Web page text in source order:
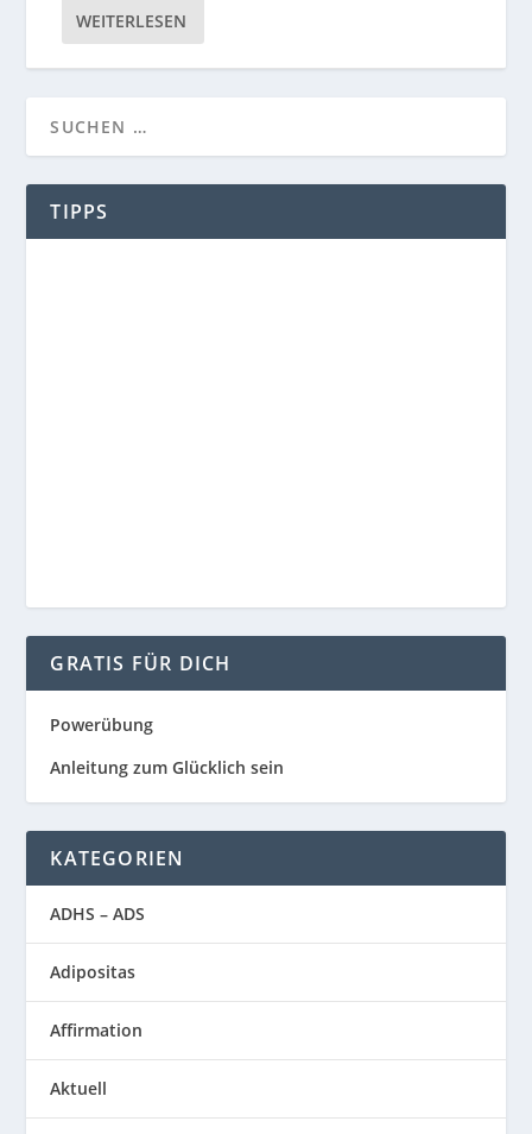
WEITERLESEN
TIPPS
GRATIS FÜR DICH
Powerübung
Anleitung zum Glücklich sein
KATEGORIEN
ADHS – ADS
Adipositas
Affirmation
Aktuell